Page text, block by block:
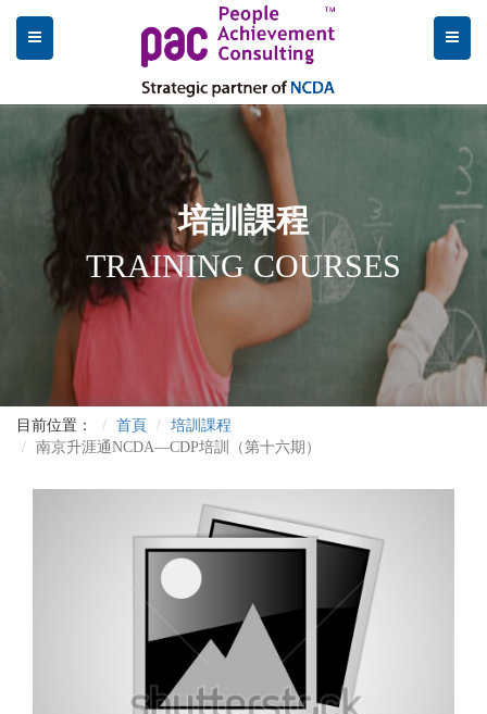
培訓課程
TRAINING COURSES
目前位置： 首頁
培訓課程
南京升涯通NCDA—CDP培訓（第十六期）